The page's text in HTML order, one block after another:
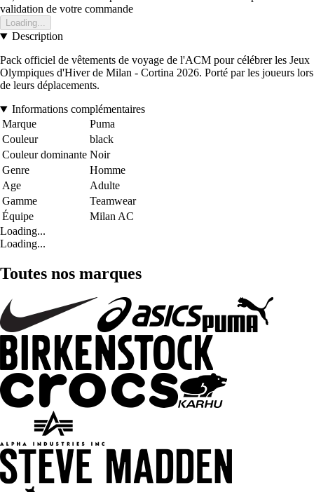
validation de votre commande
Loading...
Description
Pack officiel de vêtements de voyage de l'ACM pour célébrer les Jeux
Olympiques d'Hiver de Milan - Cortina 2026. Porté par les joueurs lors
de leurs déplacements.
Informations complémentaires
Marque
Puma
Couleur
black
Couleur dominante Noir
Genre
Homme
Age
Adulte
Gamme
Teamwear
Équipe
Milan AC
Loading...
Loading...
Toutes nos marques